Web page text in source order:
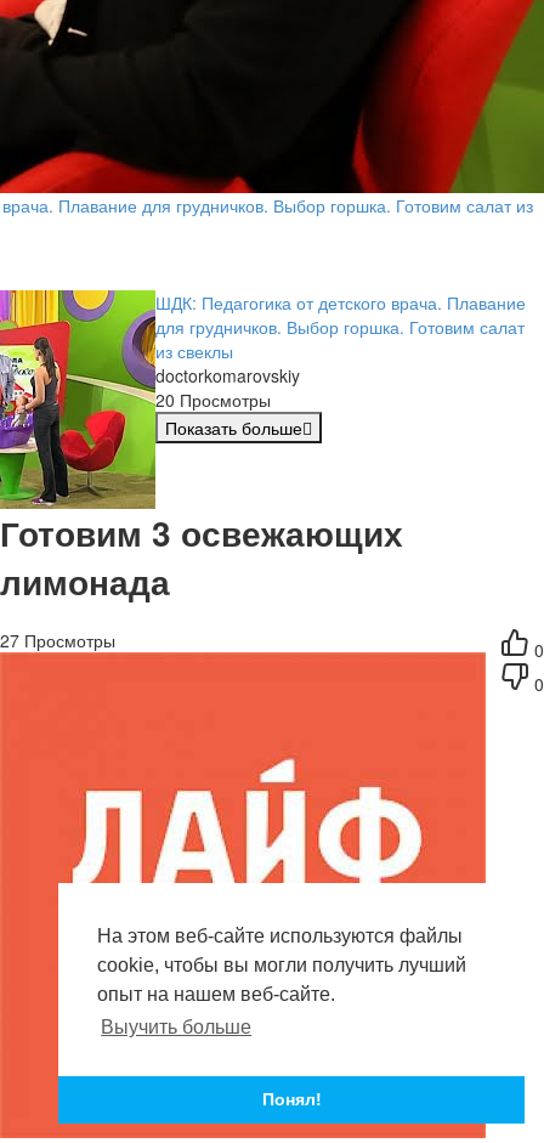
На этом веб-сайте используются файлы
cookie, чтобы вы могли получить лучший
опыт на нашем веб-сайте.
Выучить больше
Понял!
Плавание для грудничков. Выбор горшка. Готовим салат из
ШДК: Педагогика от детского врача. Плавание
для грудничков. Выбор горшка. Готовим салат
из свеклы
doctorkomarovskiy
20 Просмотры
Показать больше
Готовим 3 освежающих
лимонада
0
0
27 Просмотры